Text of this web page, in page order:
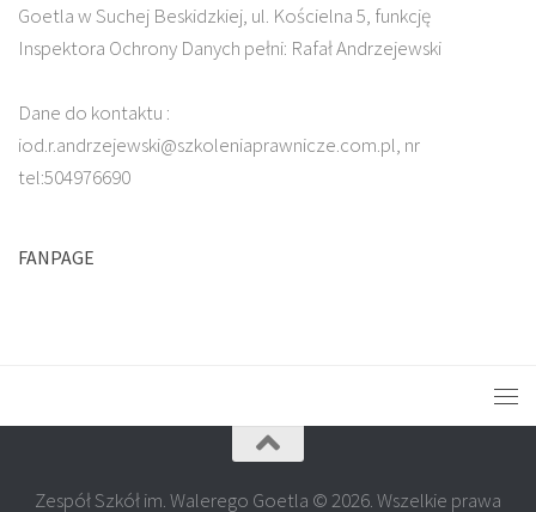
Goetla w Suchej Beskidzkiej, ul. Kościelna 5, funkcję
Inspektora Ochrony Danych pełni: Rafał Andrzejewski
Dane do kontaktu :
iod.r.andrzejewski@szkoleniaprawnicze.com.pl, nr
tel:504976690
FANPAGE
Zespół Szkół im. Walerego Goetla © 2026. Wszelkie prawa